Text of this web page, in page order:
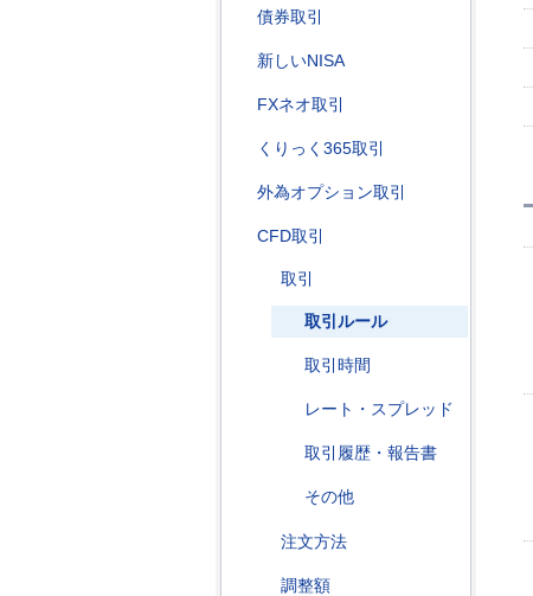
債券取引
新しいNISA
FXネオ取引
くりっく365取引
外為オプション取引
CFD取引
取引
取引ルール
取引時間
レート・スプレッド
取引履歴・報告書
その他
注文方法
調整額